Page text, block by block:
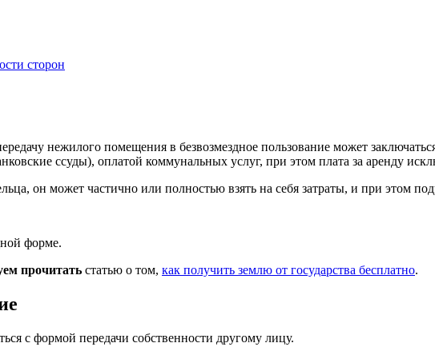
сторон
нежилого помещения в безвозмездное пользование может
ссуды), оплатой коммунальных услуг, при этом плата за аренду
он может частично или полностью взять на себя затраты, и при этом
форме.
прочитать статью о том, как получить землю от государства бесплатно.
с формой передачи собственности другому лицу.